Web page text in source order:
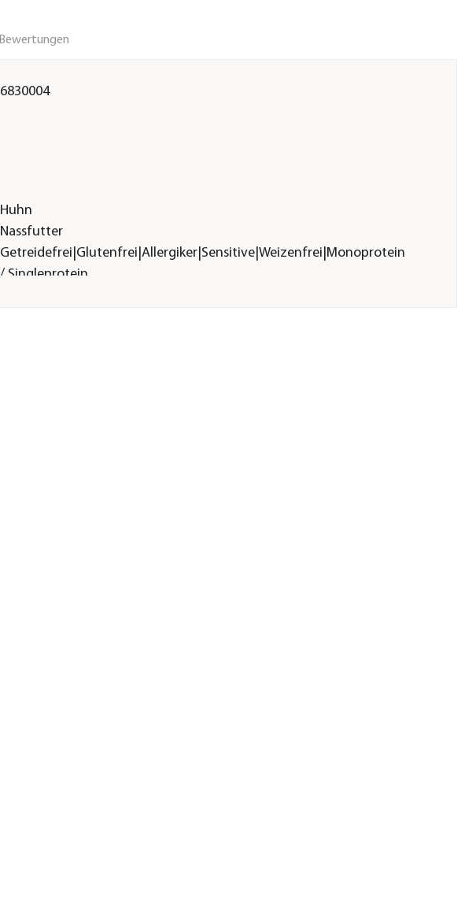
Bewertungen
6830004
Huhn
Nassfutter
Getreidefrei|Glutenfrei|Allergiker|Sensitive|Weizenfrei|Monoprotein
/ Singleprotein